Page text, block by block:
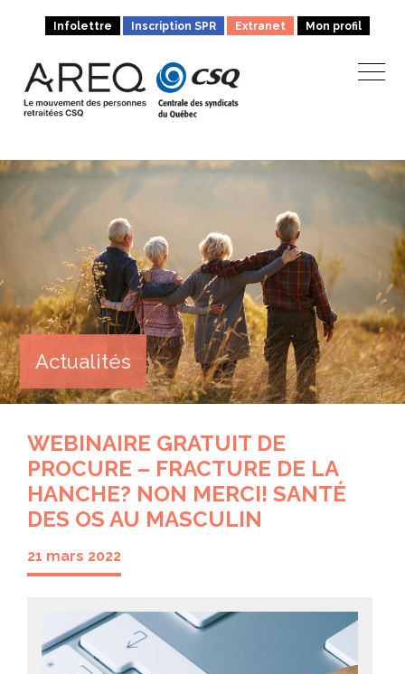
Infolettre Inscription SPR Extranet Mon profil
Actualités
WEBINAIRE GRATUIT DE
PROCURE – FRACTURE DE LA
HANCHE? NON MERCI! SANTÉ
DES OS AU MASCULIN
21 mars 2022